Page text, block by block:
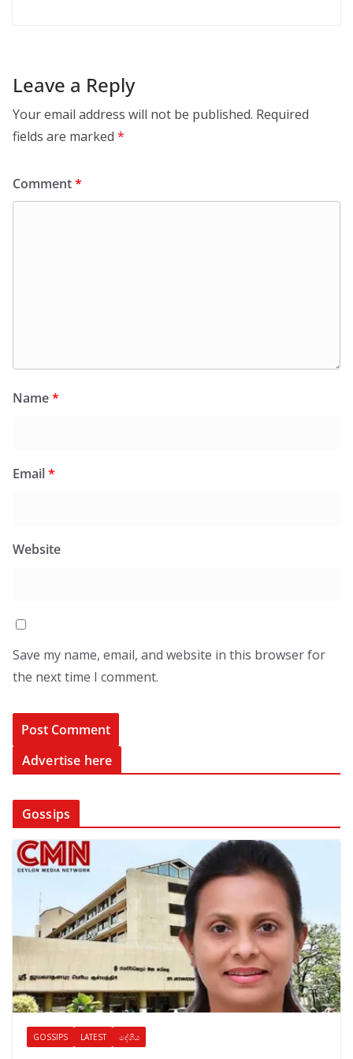
Leave a Reply
Your email address will not be published. Required
fields are marked *
Comment*
Name*
Email*
Website
Save my name, email, and website in this browser for
the next time I comment.
Advertise here
Gossips
GOSSIPS LATEST දේශීය